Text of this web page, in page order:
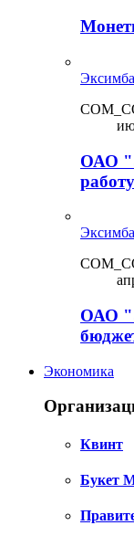
ОАО
ОАО
Экономика
Квинт
Букет